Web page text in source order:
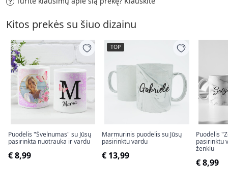
Kitos prekės su šiuo dizainu
Puodelis "Švelnumas" su Jūsų
pasirinkta nuotrauka ir vardu
€ 8,99
TOP
Marmurinis puodelis su Jūsų
pasirinktu vardu
€ 13,99
Puodelis
pasirinktu
ženklu
€ 8,99